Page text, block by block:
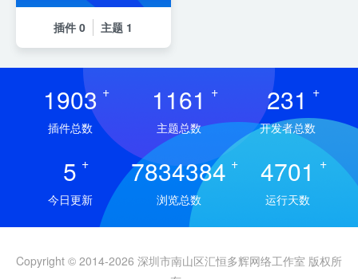
插件0 主题 1
1903 +
插件总数
1161 +
主题总数
231 +
开发者总数
5 +
今日更新
7834384 +
浏览总数
4701 +
运行天数
Copyright © 2014-2026 深圳市南山区汇恒多辉网络工作室 版权所